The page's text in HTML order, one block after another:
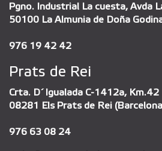
Pgno. Industrial La cuesta, Avda
50100 La Almunia de Doña
976 19 42 42
Prats de Rei
Crta. D´Igualada C-1412a, Km.42
08281 Els Prats de Rei
976 63 08 24